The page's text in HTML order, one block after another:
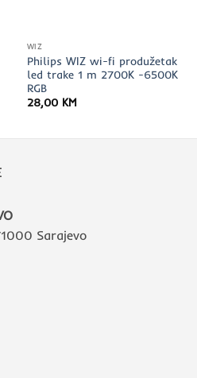
WIZ
Philips WIZ wi-fi produžetak
led trake 1 m 2700K -6500K
RGB
28,00 KM
Sarajevo